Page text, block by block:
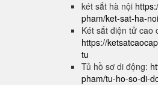
két sắt hà nội
pham/ket-sat-ha-noi
Két sắt điện tử cao
https://
tu
Tủ hồ sơ di động:
pham/tu-ho-so-di-